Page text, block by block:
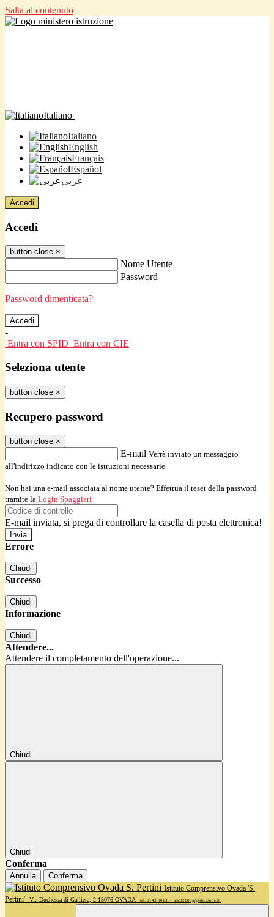
Salta al contenuto
Italiano
Italiano
English
Français
Español
عربى
Accedi
Accedi
button close ×
Nome Utente
Password
Password dimenticata?
-
Entra con SPID Entra con CIE
Seleziona utente
button close ×
Recupero password
button close ×
E-mail Verrà inviato un messaggio
all'indirizzo indicato con le istruzioni necessarie.
Non hai una e-mail associata al nome utente? Effettua il reset della password
tramite la Login Spaggiari
E-mail inviata, si prega di controllare la casella di posta elettronica!
Errore
Chiudi
Successo
Chiudi
Informazione
Chiudi
Attendere...
Attendere il completamento dell'operazione...
Chiudi
Chiudi
Conferma
Annulla Conferma
Istituto Comprensivo Ovada 'S.
Pertini'
Via Duchessa di Galliera, 2 15076 OVADA tel. 0143 80135 • alic82100g@istruzione.it